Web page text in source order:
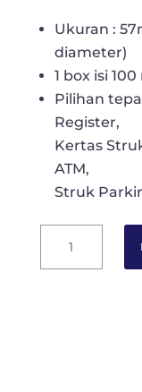
Ukuran :
diameter)
1 box isi 100
Pilihan
Register,
Kertas
ATM,
Struk
Kertas
Thermal